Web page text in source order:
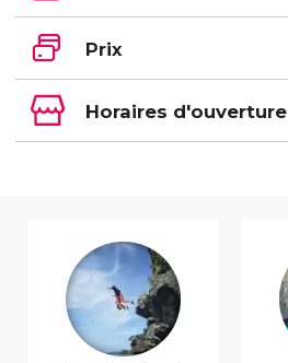
Prix
Horaires d'ouverture